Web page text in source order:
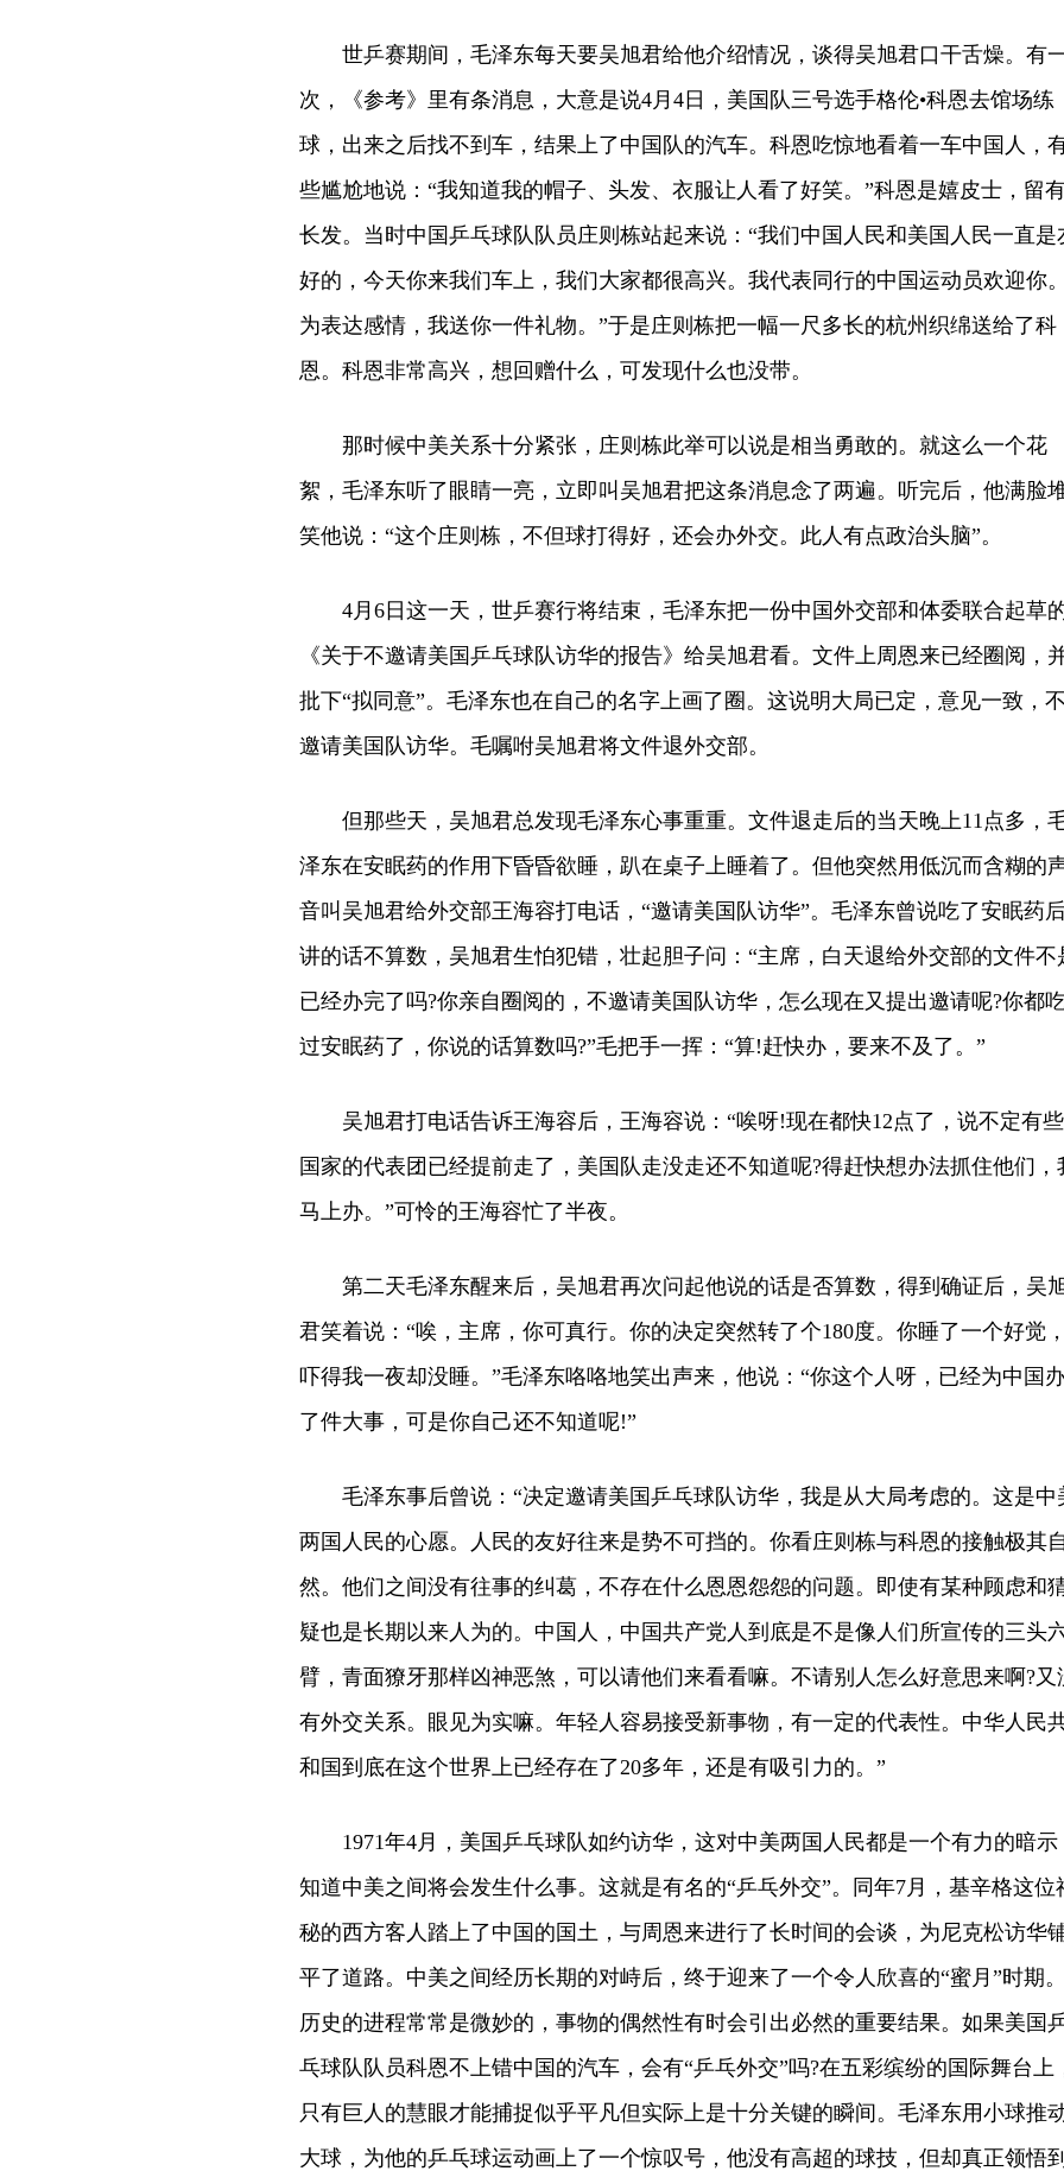
世乒赛期间，毛泽东每天要吴旭君给他介绍情况，谈得吴旭君口干舌燥。有
次，《参考》里有条消息，大意是说4月4日，美国队三号选手格伦•科恩去馆场练
球，出来之后找不到车，结果上了中国队的汽车。科恩吃惊地看着一车中国人，
些尴尬地说：“我知道我的帽子、头发、衣服让人看了好笑。”科恩是嬉皮士，留
长发。当时中国乒乓球队队员庄则栋站起来说：“我们中国人民和美国人民一直是
好的，今天你来我们车上，我们大家都很高兴。我代表同行的中国运动员欢迎你。
为表达感情，我送你一件礼物。”于是庄则栋把一幅一尺多长的杭州织绵送给了科
恩。科恩非常高兴，想回赠什么，可发现什么也没带。
那时候中美关系十分紧张，庄则栋此举可以说是相当勇敢的。就这么一个花
絮，毛泽东听了眼睛一亮，立即叫吴旭君把这条消息念了两遍。听完后，他满脸
笑他说：“这个庄则栋，不但球打得好，还会办外交。此人有点政治头脑”。
4月6日这一天，世乒赛行将结束，毛泽东把一份中国外交部和体委联合起草
《关于不邀请美国乒乓球队访华的报告》给吴旭君看。文件上周恩来已经圈阅，
批下“拟同意”。毛泽东也在自己的名字上画了圈。这说明大局已定，意见一致，不
邀请美国队访华。毛嘱咐吴旭君将文件退外交部。
但那些天，吴旭君总发现毛泽东心事重重。文件退走后的当天晚上11点多，
泽东在安眠药的作用下昏昏欲睡，趴在桌子上睡着了。但他突然用低沉而含糊的
音叫吴旭君给外交部王海容打电话，“邀请美国队访华”。毛泽东曾说吃了安眠药
讲的话不算数，吴旭君生怕犯错，壮起胆子问：“主席，白天退给外交部的文件不
已经办完了吗?你亲自圈阅的，不邀请美国队访华，怎么现在又提出邀请呢?你都
过安眠药了，你说的话算数吗?”毛把手一挥：“算!赶快办，要来不及了。”
吴旭君打电话告诉王海容后，王海容说：“唉呀!现在都快12点了，说不定有些
国家的代表团已经提前走了，美国队走没走还不知道呢?得赶快想办法抓住他们，
马上办。”可怜的王海容忙了半夜。
第二天毛泽东醒来后，吴旭君再次问起他说的话是否算数，得到确证后，吴
君笑着说：“唉，主席，你可真行。你的决定突然转了个180度。你睡了一个好觉，
吓得我一夜却没睡。”毛泽东咯咯地笑出声来，他说：“你这个人呀，已经为中国
了件大事，可是你自己还不知道呢!”
毛泽东事后曾说：“决定邀请美国乒乓球队访华，我是从大局考虑的。这是中
两国人民的心愿。人民的友好往来是势不可挡的。你看庄则栋与科恩的接触极其自
然。他们之间没有往事的纠葛，不存在什么恩恩怨怨的问题。即使有某种顾虑和
疑也是长期以来人为的。中国人，中国共产党人到底是不是像人们所宣传的三头
臂，青面獠牙那样凶神恶煞，可以请他们来看看嘛。不请别人怎么好意思来啊?又
有外交关系。眼见为实嘛。年轻人容易接受新事物，有一定的代表性。中华人民
和国到底在这个世界上已经存在了20多年，还是有吸引力的。”
1971年4月，美国乒乓球队如约访华，这对中美两国人民都是一个有力的暗示
知道中美之间将会发生什么事。这就是有名的“乒乓外交”。同年7月，基辛格这位
秘的西方客人踏上了中国的国土，与周恩来进行了长时间的会谈，为尼克松访华
平了道路。中美之间经历长期的对峙后，终于迎来了一个令人欣喜的“蜜月”时期。
历史的进程常常是微妙的，事物的偶然性有时会引出必然的重要结果。如果美国
乓球队队员科恩不上错中国的汽车，会有“乒乓外交”吗?在五彩缤纷的国际舞台上
只有巨人的慧眼才能捕捉似乎平凡但实际上是十分关键的瞬间。毛泽东用小球推
大球，为他的乒乓球运动画上了一个惊叹号，他没有高超的球技，但却真正领悟到